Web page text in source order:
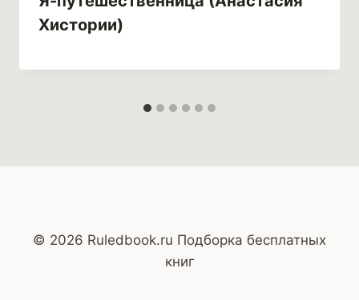
Хистории)
© 2026 Ruledbook.ru Подборка бесплатных
книг